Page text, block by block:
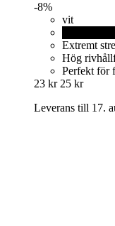
-8%
vit
Extremt
Hög
Perfekt för
23 kr 25 kr
Leverans till 17.